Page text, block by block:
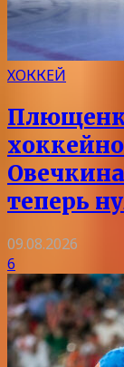
ХОККЕЙ
теперь
09.08.2026
6